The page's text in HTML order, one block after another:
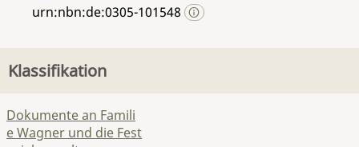
urn:nbn:de:0305-101548
Klassifikation
Dokumente an Famili
e Wagner und die Fest